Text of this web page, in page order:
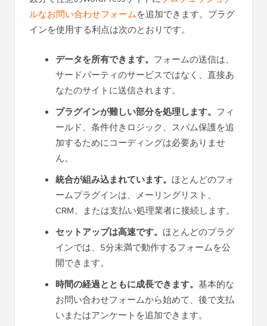
ルなお問い合わせフォームを追加できます。プラグ
インを使用する利点は次のとおりです。
データを所有できます。 フォームの送信は、
サードパーティのサービスではなく、直接あ
なたのサイトに送信されます。
プラグインが難しい部分を処理します。 フィ
ールド、条件付きロジック、スパム保護を追
加するためにコーディングは必要ありませ
ん。
統合が組み込まれています。 ほとんどのフォ
ームプラグインは、メーリングリスト、
CRM、または支払い処理業者に接続します。
セットアップは高速です。 ほとんどのプラグ
インでは、5分未満で動作するフォームを公
開できます。
時間の経過とともに成長できます。 基本的な
お問い合わせフォームから始めて、後で支払
いまたはアンケートを追加できます。